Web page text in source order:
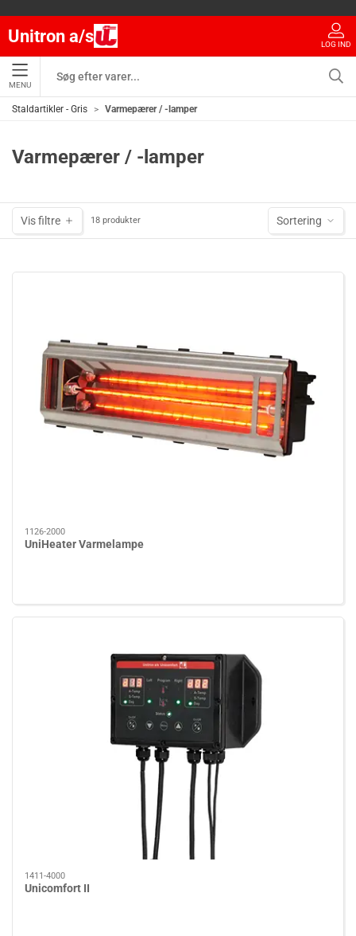
Unitron a/s LOG IND
MENU
Staldartikler - Gris Varmepærer / -lamper
Varmepærer / -lamper
Vis filtre 18 produkter Sortering
1126-2000
UniHeater Varmelampe
1411-4000
Unicomfort II